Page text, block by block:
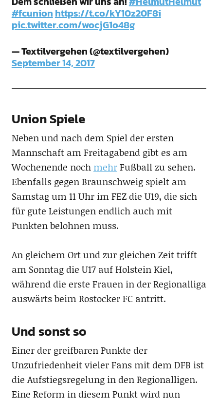
#fcunion https://t.co/kY10z20F8i
pic.twitter.com/wocjG1o48g
— Textilvergehen (@textilvergehen)
September 14, 2017
Union Spiele
Neben und nach dem Spiel der ersten
Mannschaft am Freitagabend gibt es am
Wochenende noch mehrFußball zu sehen.
Ebenfalls gegen Braunschweig spielt am
Samstag um 11 Uhr im FEZ die U19, die sich
für gute Leistungen endlich auch mit
Punkten belohnen muss.
An gleichem Ort und zur gleichen Zeit trifft
am Sonntag die U17 auf Holstein Kiel,
während die erste Frauen in der Regionalliga
auswärts beim Rostocker FC antritt.
Und sonst so
Einer der greifbaren Punkte der
Unzufriedenheit vieler Fans mit dem DFB ist
die Aufstiegsregelung in den Regionalligen.
Eine Reform in diesem Punkt wird nun